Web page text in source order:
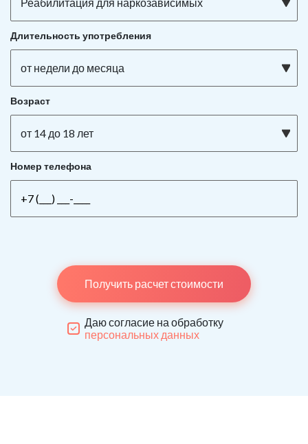
Длительность употребления
от недели до месяца
Возраст
от 14 до 18 лет
Номер телефона
Получить расчет стоимости
Даю согласие на обработку
персональных данных